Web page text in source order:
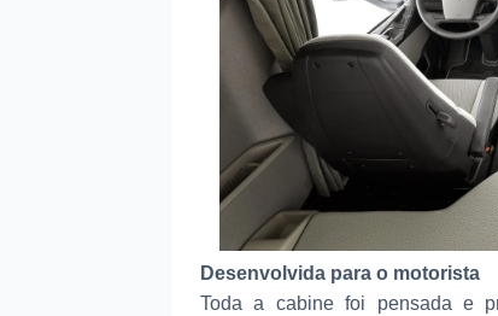
Desenvolvida para o motorista
Toda a cabine foi pensada e